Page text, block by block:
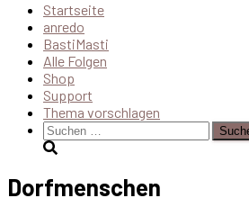
Startseite
anredo
BastiMasti
Alle Folgen
Shop
Support
Thema vorschlagen
Suchen
nach:
Dorfmenschen